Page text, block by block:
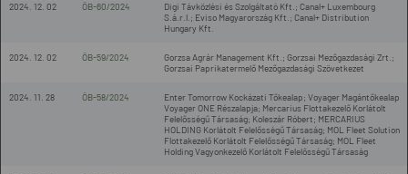
2024. 12. 02 ÖB-60/2024
Digi Távközlési és Szolgáltató Kft.; Canal+ Luxembourg
S.á.r.l.; Eviso Magyarország Kft.; Canal+ Distribution
Hungary Kft.
2024. 12. 02 ÖB-59/2024
Gorzsa Agrár Management Kft.; Gorzsai Mezőgazdasági Zrt.;
Gorzsai Paprikatermelő Mezőgazdasági Szövetkezet
2024. 11. 28 ÖB-58/2024
Enter Tomorrow Kockázati Tőkealap; Voyager Magántőkealap
Voyager ONE Részalapja; Mercarius Flottakezelő Korlátolt
Felelősségű Társaság; Koleszár Róbert; MERCARIUS
HOLDING Korlátolt Felelősségű Társaság; MOL Fleet Solution
Flottakezelő Korlátolt Felelősségű Társaság; MOL Fleet
Holding Vagyonkezelő Korlátolt Felelősségű Társaság